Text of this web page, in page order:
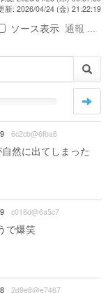
新: 2026/04/24 (金) 21:22:19
ソース表示 通報 ...
6c2cb@6fba6
然に出てしまった
c016d@6a5c7
で爆笑
2d9e8@e7467